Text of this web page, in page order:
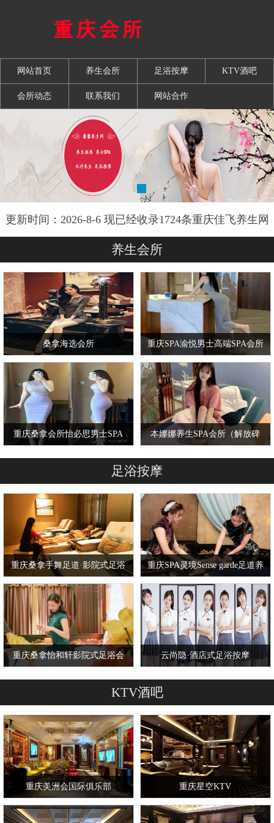
网站首页 养生会所 足浴按摩 KTV酒吧
会所动态 联系我们 网站合作
更新时间：2026-8-6 现已经收录1724条重庆佳飞养生网
信息
养生会所
桑拿海选会所 重庆SPA渝悦男士高端SPA会所
重庆桑拿会所怡必思男士SPA 本娜娜养生SPA会所（解放碑
足浴按摩
重庆桑拿手舞足道·影院式足浴
按摩SPA
重庆SPA灵境Sense garde足道养
生（观音桥店）
重庆桑拿怡和轩影院式足浴会 云尚隐·酒店式足浴按摩
KTV酒吧
重庆美洲会国际俱乐部 重庆星空KTV